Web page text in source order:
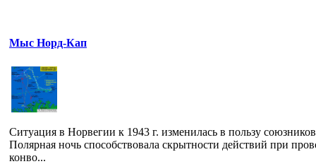
Мыс Норд-Кап
Ситуация в Норвегии к 1943 г. изменилась в пользу
Полярная ночь способствовала скрытности действий при
конво...